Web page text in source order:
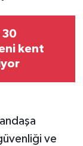
30
kent
ve